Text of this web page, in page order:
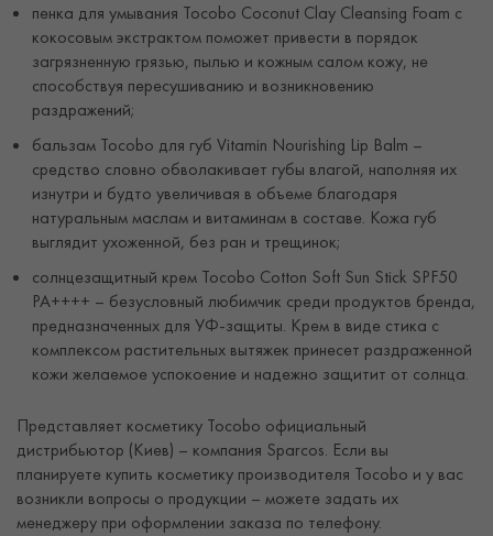
пенка для умывания Tocobo Coconut Clay Cleansing Foam с
кокосовым экстрактом поможет привести в порядок
загрязненную грязью, пылью и кожным салом кожу, не
способствуя пересушиванию и возникновению
раздражений;
бальзам Tocobo для губ Vitamin Nourishing Lip Balm –
средство словно обволакивает губы влагой, наполняя их
изнутри и будто увеличивая в объеме благодаря
натуральным маслам и витаминам в составе. Кожа губ
выглядит ухоженной, без ран и трещинок;
солнцезащитный крем Tocobo Cotton Soft Sun Stick SPF50
PA++++ – безусловный любимчик среди продуктов бренда,
предназначенных для УФ-защиты. Крем в виде стика с
комплексом растительных вытяжек принесет раздраженной
кожи желаемое успокоение и надежно защитит от солнца.
Представляет косметику Tocobo официальный
дистрибьютор (Киев) – компания Sparcos. Если вы
планируете купить косметику производителя Tocobo и у вас
возникли вопросы о продукции – можете задать их
менеджеру при оформлении заказа по телефону.